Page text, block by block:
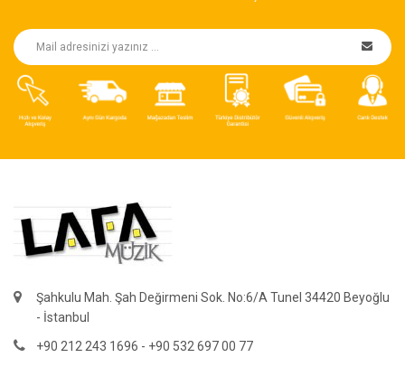
Şahkulu Mah. Şah Değirmeni Sok. No:6/A Tunel 34420 Beyoğlu
- İstanbul
+90 212 243 1696 - +90 532 697 00 77